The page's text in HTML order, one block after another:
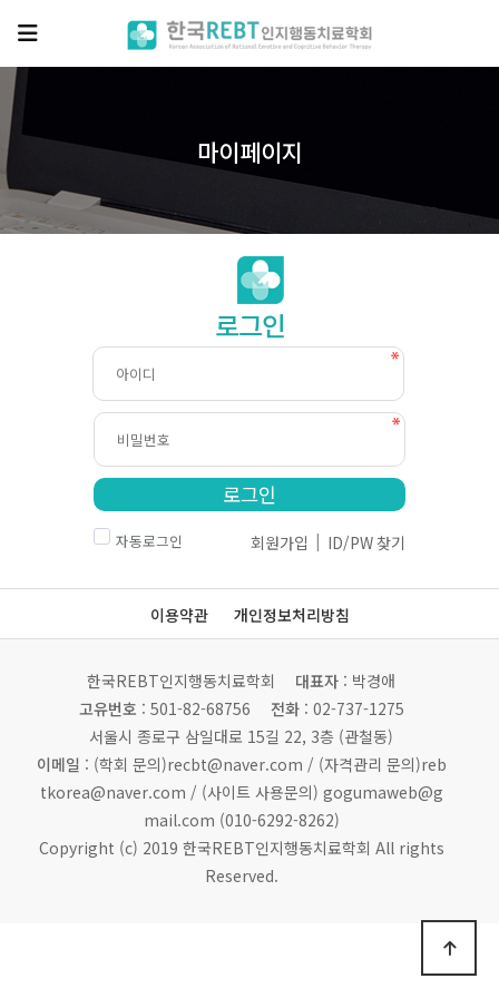
마이페이지
로그인
로그인
자동로그인 회원가입 | ID/PW 찾기
이용약관 개인정보처리방침
한국REBT인지행동치료학회 대표자 : 박경애
고유번호 : 501-82-68756 전화: 02-737-1275
서울시 종로구 삼일대로 15길 22, 3층 (관철동)
이메일 : (학회 문의)recbt@naver.com / (자격관리 문의)reb
tkorea@naver.com / (사이트 사용문의) gogumaweb@g
mail.com (010-6292-8262)
Copyright (c) 2019 한국REBT인지행동치료학회 All rights
Reserved.
상단으로